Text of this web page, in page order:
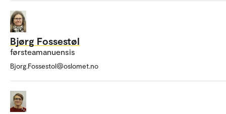
Bjørg Fossestøl
førsteamanuensis
Bjorg.Fossestol@oslomet.no